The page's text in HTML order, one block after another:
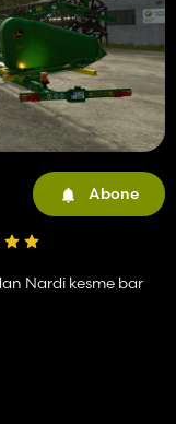
Abone
Nardi kesme bar